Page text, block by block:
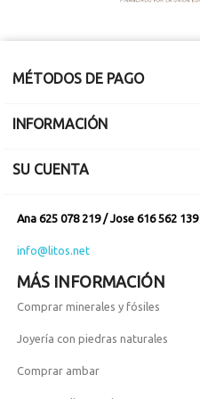
MÉTODOS DE PAGO
INFORMACIÓN
SU CUENTA
Ana 625 078 219 / Jose 616 562 139
info@litos.net
MÁS INFORMACIÓN
Comprar minerales y fósiles
Joyería con piedras naturales
Comprar ambar